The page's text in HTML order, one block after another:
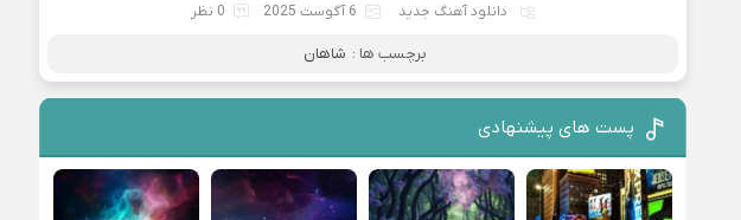
دانلود آهنگ جدید 6 آگوست 2025 0 نظر
برچسب ها : شاهان
پست های پیشنهادی